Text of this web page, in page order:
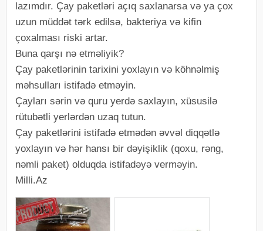
lazımdır. Çay paketləri açıq saxlanarsa və ya çox
uzun müddət tərk edilsə, bakteriya və kifin
çoxalması riski artar.
Buna qarşı nə etməliyik?
Çay paketlərinin tarixini yoxlayın və köhnəlmiş
məhsulları istifadə etməyin.
Çayları sərin və quru yerdə saxlayın, xüsusilə
rütubətli yerlərdən uzaq tutun.
Çay paketlərini istifadə etmədən əvvəl diqqətlə
yoxlayın və hər hansı bir dəyişiklik (qoxu, rəng,
nəmli paket) olduqda istifadəyə verməyin.
Milli.Az